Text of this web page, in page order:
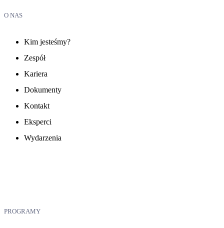
O NAS
Kim jesteśmy?
Zespół
Kariera
Dokumenty
Kontakt
Eksperci
Wydarzenia
PROGRAMY